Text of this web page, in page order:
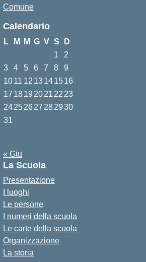
Comune
Calendario
L M M G V S
D
1
2
3
4 5 6 7 8
9
1011 12 13141516
17 1819 2021 22 23
24252627 282930
31
« Giu
La Scuola
Presentazione
I luoghi
Le persone
I numeri della scuola
Le carte della scuola
Organizzazione
La storia